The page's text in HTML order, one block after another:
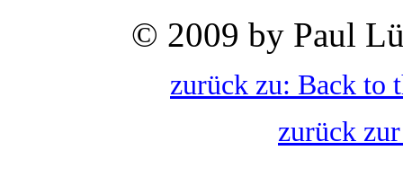
© 2009 by Paul
zurück zu: Back to
zurück